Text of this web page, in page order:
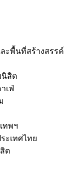
ะพื้นที่สร้างสรรค์
นิสิต
เฟ่
ทพฯ
ะเทศไทย
ต